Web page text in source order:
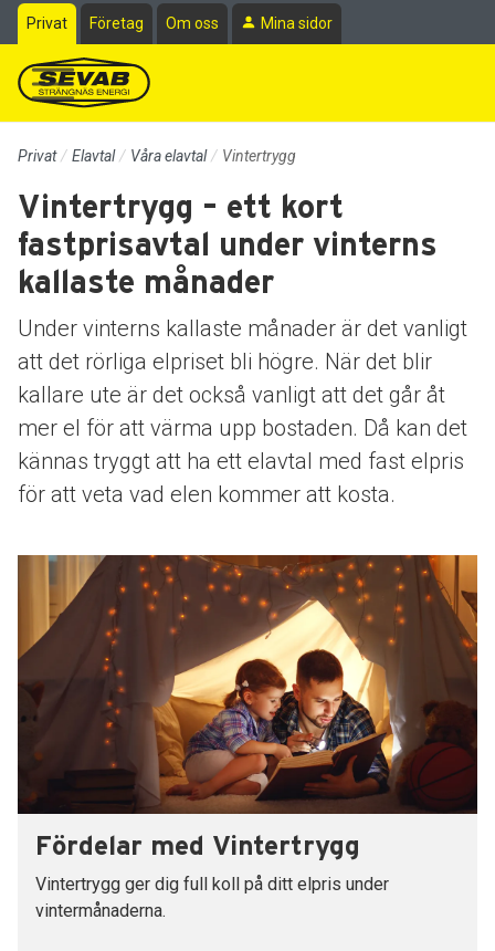
Till sidans huvudinnehåll
Privat Företag Om oss Mina sidor
Privat Elavtal Våra elavtal Vintertrygg
Vintertrygg – ett kort
fastprisavtal under vinterns
kallaste månader
Under vinterns kallaste månader är det vanligt
att det rörliga elpriset bli högre. När det blir
kallare ute är det också vanligt att det går åt
mer el för att värma upp bostaden. Då kan det
kännas tryggt att ha ett elavtal med fast elpris
för att veta vad elen kommer att kosta.
Fördelar med Vintertrygg
Vintertrygg ger dig full koll på ditt elpris under
vintermånaderna.